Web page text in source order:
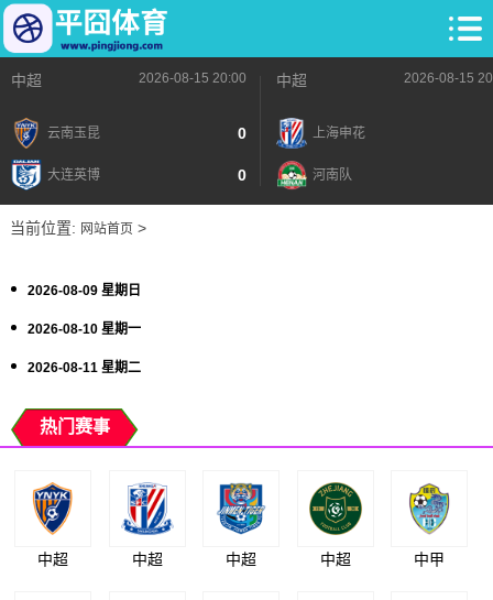
中超 2026-08-15 20:00
云南玉昆 0
大连英博 0
中超 2026-08-15
上海申花
河南队
当前位置: 网站首页>
2026-08-09 星期日
2026-08-10 星期一
2026-08-11 星期二
热门赛事
中超 中超 中超 中超 中甲